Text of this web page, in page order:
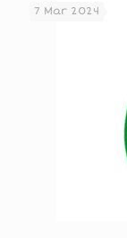
7 Mar 2024